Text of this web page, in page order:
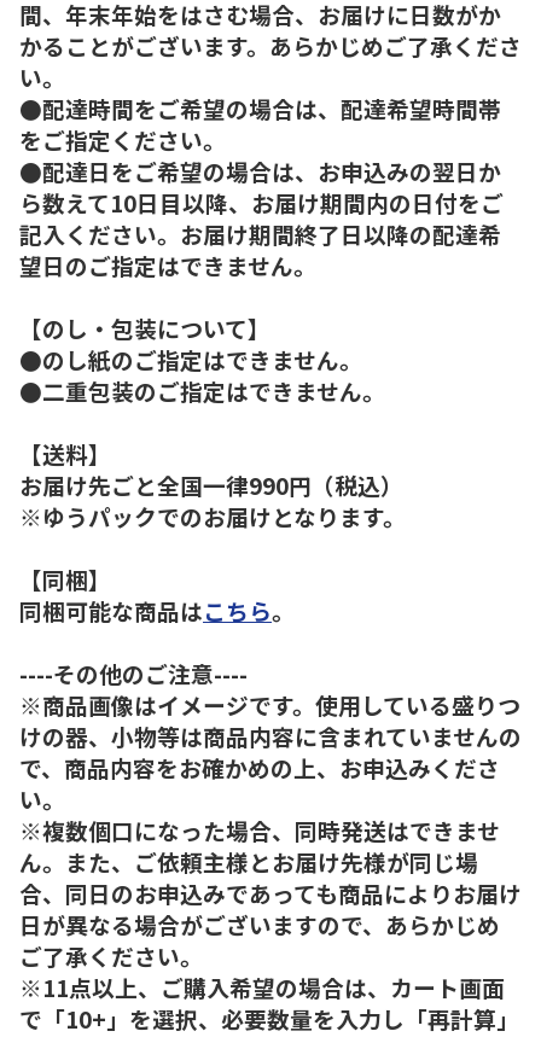
間、年末年始をはさむ場合、お届けに日数がか
かることがございます。あらかじめご了承くださ
い。
●配達時間をご希望の場合は、配達希望時間帯
をご指定ください。
●配達日をご希望の場合は、お申込みの翌日か
ら数えて10日目以降、お届け期間内の日付をご
記入ください。お届け期間終了日以降の配達希
望日のご指定はできません。
【のし・包装について】
●のし紙のご指定はできません。
●二重包装のご指定はできません。
【送料】
お届け先ごと全国一律990円（税込）
※ゆうパックでのお届けとなります。
【同梱】
同梱可能な商品はこちら。
----その他のご注意----
※商品画像はイメージです。使用している盛りつ
けの器、小物等は商品内容に含まれていませんの
で、商品内容をお確かめの上、お申込みくださ
い。
※複数個口になった場合、同時発送はできませ
ん。また、ご依頼主様とお届け先様が同じ場
合、同日のお申込みであっても商品によりお届け
日が異なる場合がございますので、あらかじめ
ご了承ください。
※11点以上、ご購入希望の場合は、カート画面
で「10+」を選択、必要数量を入力し「再計算」